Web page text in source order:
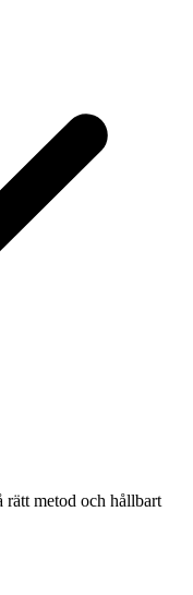
rätt metod och hållbart